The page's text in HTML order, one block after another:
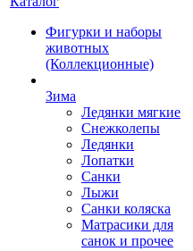
Фигурки и наборы
животных
(Коллекционные)
Зима
Ледянки мягкие
Снежколепы
Ледянки
Лопатки
Санки
Лыжи
Санки коляска
Матрасики для
санок и прочее